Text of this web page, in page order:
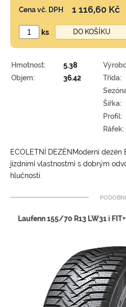
Cena vč. DPH
1 116,60 Kč
ks
Hmotnost:
5.38
Objem:
36.42
Třída:
Šířka:
Profil:
Ráfek:
ECOLETNÍ DEZÉNModerní
jízdními vlastnostmi s dobrým
hlučností.
Laufenn 155/70 R13 LW31 i